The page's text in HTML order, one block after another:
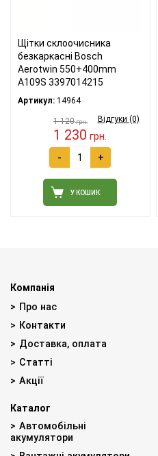
Щітки склоочисника
безкаркасні Bosch
Aerotwin 550+400mm
A109S 3397014215
Артикул: 14964
Відгуки (0)
1 120грн.
1 230 грн.
- +
У КОШИК
Компанія
Про нас
Контакти
Доставка, оплата
Статті
Акції
Каталог
Автомобільні
акумулятори